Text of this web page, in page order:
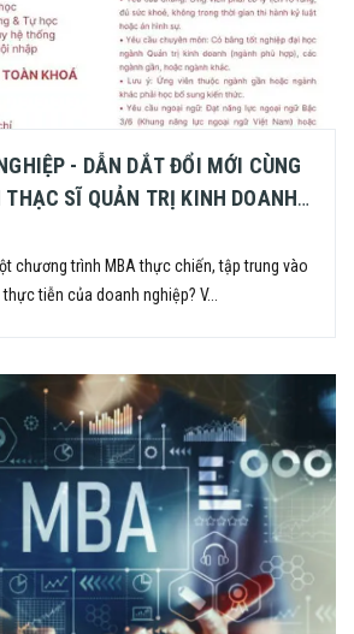
- DẪN DẮT ĐỔI MỚI CÙNG
THẠC SĨ QUẢN TRỊ KINH DOANH
THỦY LỢI
chương trình MBA thực chiến, tập trung vào
tiễn của doanh nghiệp? V...